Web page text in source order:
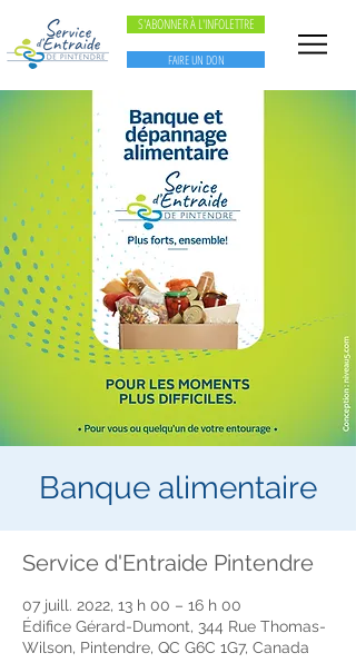
S'ABONNER À L'INFOLETTRE
FAIRE UN DON
Banque alimentaire
Service d'Entraide Pintendre
07 juill. 2022, 13 h 00 – 16 h 00
Édifice Gérard-Dumont, 344 Rue Thomas-
Wilson, Pintendre, QC G6C 1G7, Canada